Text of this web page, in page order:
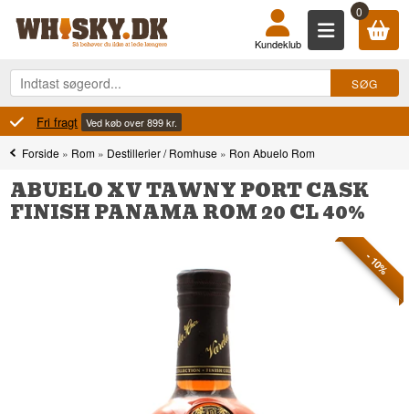
0
Kundeklub
Fri fragt Ved køb over 899 kr.
Forside » Rom » Destillerier / Romhuse » Ron Abuelo Rom
ABUELO XV TAWNY PORT CASK
FINISH PANAMA ROM 20 CL 40%
- 10%